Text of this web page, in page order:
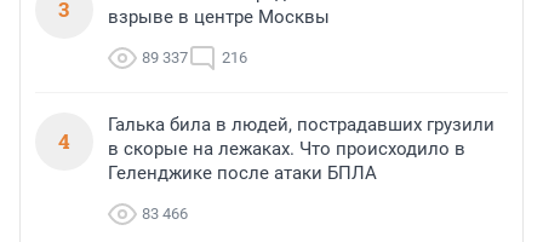
3
взрыве в центре Москвы
89 337 216
4
Галька била в людей, пострадавших грузили
в скорые на лежаках. Что происходило в
Геленджике после атаки БПЛА
83 466